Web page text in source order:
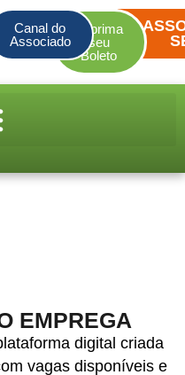
Imprima
seu
Boleto
Canal do
Associado
EMPREGA
digital criada
vagas disponíveis e